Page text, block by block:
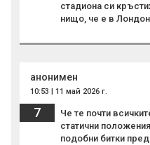
стадиона си
нищо, че е в
анонимен
10:53 | 11 май 2026 г.
7
Че те почти
статични
подобни битки